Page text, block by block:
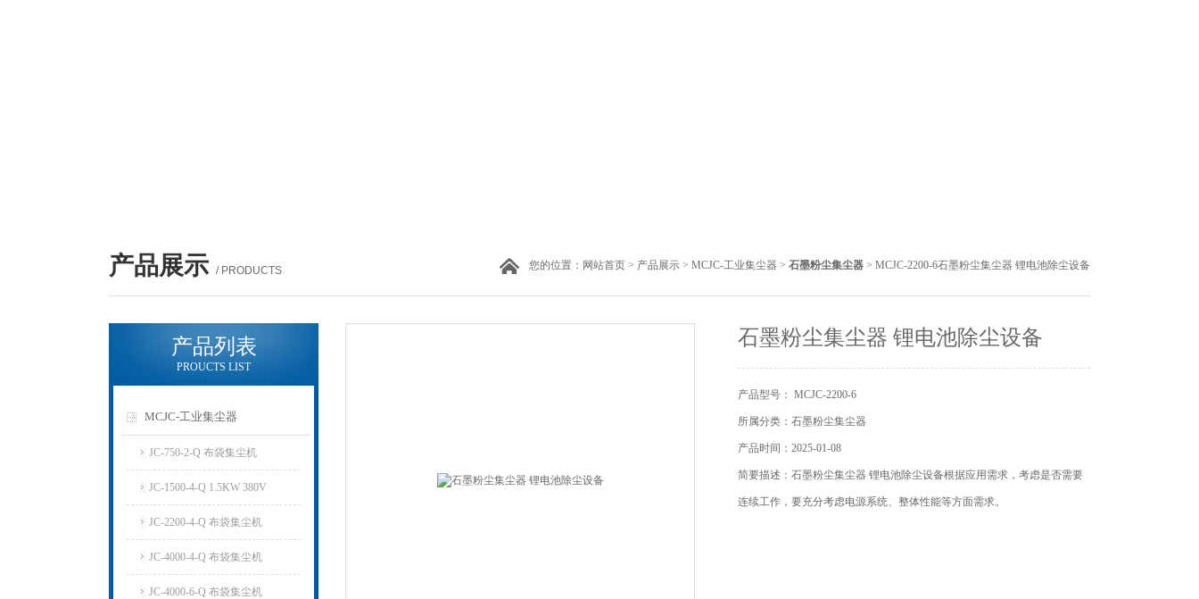
产品展示 / PRODUCTS 您的位置： 网站首页 > 产品展示 > MCJC-工业集尘器 > 石墨粉尘集尘器 > MCJC-2200-6石墨粉尘集尘器 锂电池除尘设备
产品列表
PROUCTS LIST
MCJC-工业集尘器
JC-750-2-Q 布袋集尘机
JC-1500-4-Q 1.5KW 380V
JC-2200-4-Q 布袋集尘机
JC-4000-4-Q 布袋集尘机
JC-4000-6-Q 布袋集尘机
石墨粉尘集尘器 锂电池除尘设备
产品型号： MCJC-2200-6
所属分类：石墨粉尘集尘器
产品时间：2025-01-08
简要描述：石墨粉尘集尘器 锂电池除尘设备根据应用需求，考虑是否需要
连续工作，要充分考虑电源系统、整体性能等方面需求。